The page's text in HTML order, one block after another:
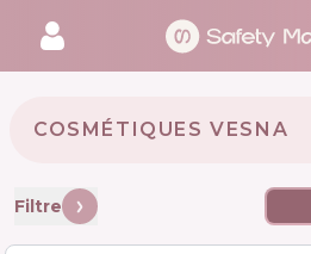
COSMÉTIQUES VESNA 🇺🇦
Filtre